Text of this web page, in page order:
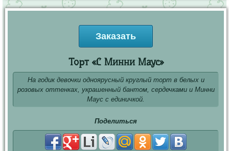
Заказать
Торт «С Минни Маус»
На годик девочки одноярусный круглый торт в белых и
розовых оттенках, украшенный бантом, сердечками и Минни
Маус с единичкой.
Поделиться